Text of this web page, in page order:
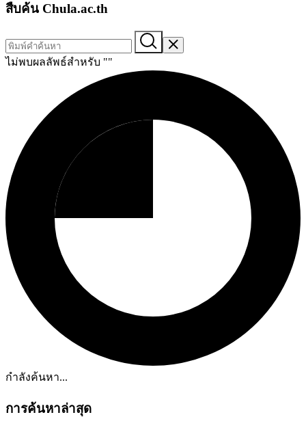
สืบค้น Chula.ac.th
ไม่พบผลลัพธ์สำหรับ ""
กำลังค้นหา...
การค้นหาล่าสุด